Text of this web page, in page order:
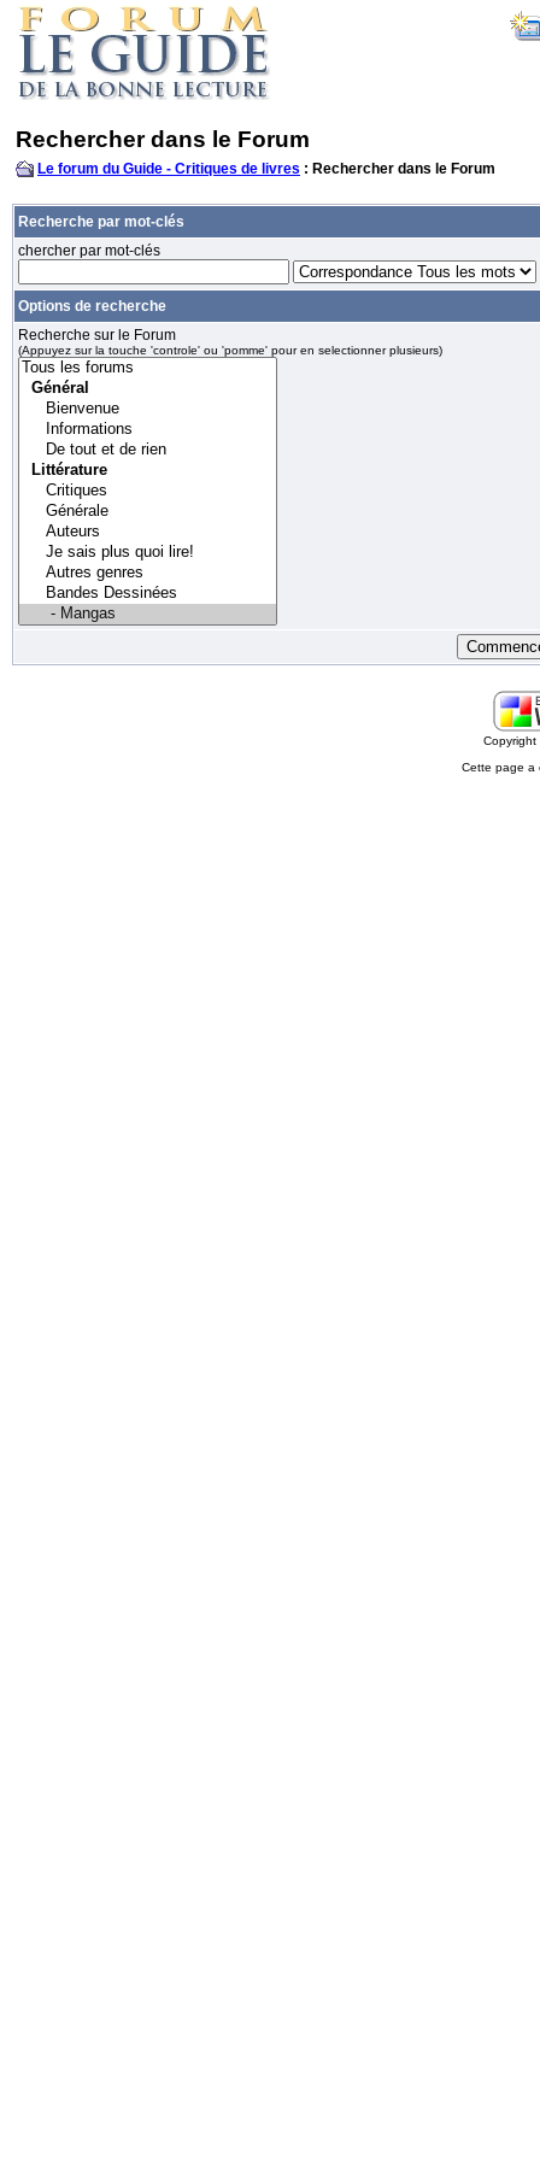
Rechercher dans le Forum
Le forum du Guide - Critiques de livres : Rechercher dans le Forum
Recherche par mot-clés
chercher par mot-clés
Options de recherche
Recherche sur le Forum
(Appuyez sur la touche 'controle' ou 'pomme' pour en selectionner plusieurs)
Cette page a